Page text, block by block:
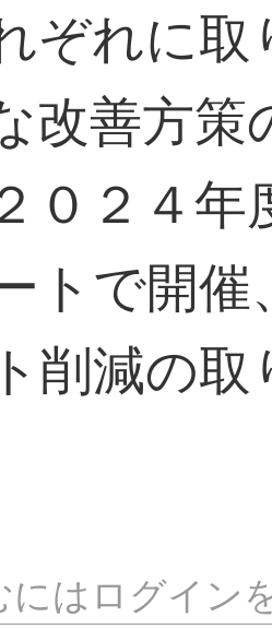
ぞれに
改善方策
０２４年
トで開
削減の
にはログイン